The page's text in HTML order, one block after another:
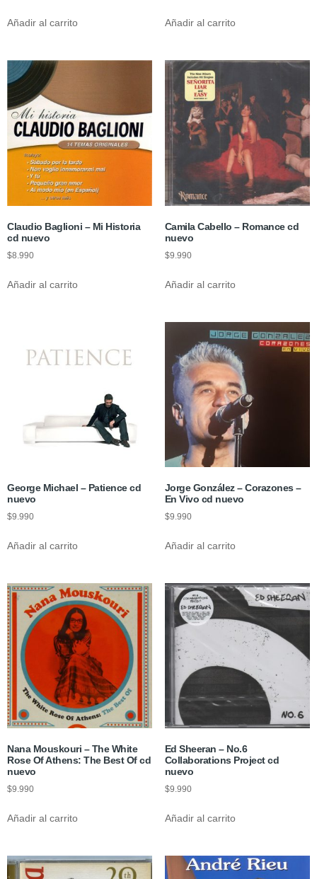
Añadir al carrito Añadir al carrito
Claudio Baglioni – Mi Historia
cd nuevo
$8.990
Añadir al carrito
Camila Cabello – Romance cd
nuevo
$9.990
Añadir al carrito
George Michael – Patience cd
nuevo
$9.990
Añadir al carrito
Jorge González – Corazones –
En Vivo cd nuevo
$9.990
Añadir al carrito
Nana Mouskouri – The White
Rose Of Athens: The Best Of cd
nuevo
$9.990
Añadir al carrito
Ed Sheeran – No.6
Collaborations Project cd
nuevo
$9.990
Añadir al carrito